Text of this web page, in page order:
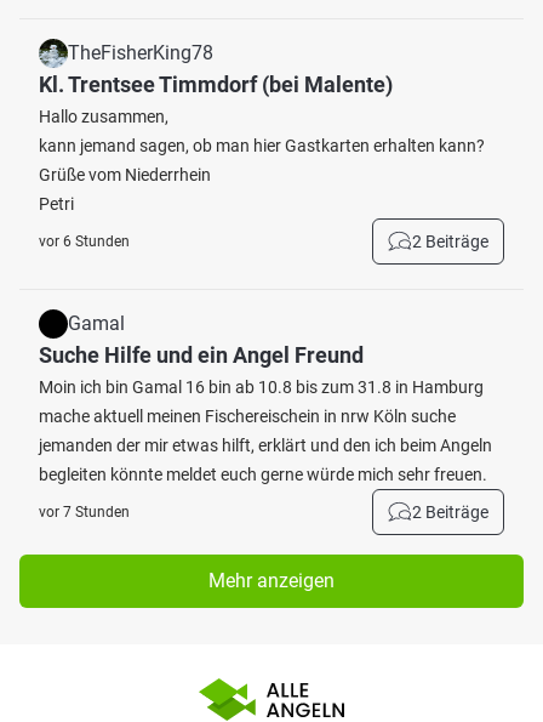
TheFisherKing78
Kl. Trentsee Timmdorf (bei Malente)
Hallo zusammen,
kann jemand sagen, ob man hier Gastkarten erhalten kann?
Grüße vom Niederrhein
Petri
vor 6 Stunden 2 Beiträge
Gamal
Suche Hilfe und ein Angel Freund
Moin ich bin Gamal 16 bin ab 10.8 bis zum 31.8 in Hamburg
mache aktuell meinen Fischereischein in nrw Köln suche
jemanden der mir etwas hilft, erklärt und den ich beim Angeln
begleiten könnte meldet euch gerne würde mich sehr freuen.
vor 7 Stunden 2 Beiträge
Mehr anzeigen